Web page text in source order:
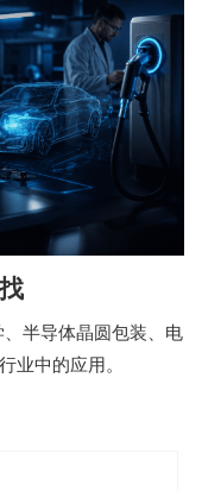
、半导体晶圆包装、电
业中的应用。